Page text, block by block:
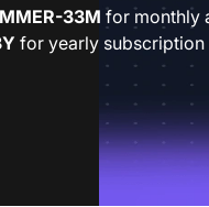
33M for monthly
for yearly subscription